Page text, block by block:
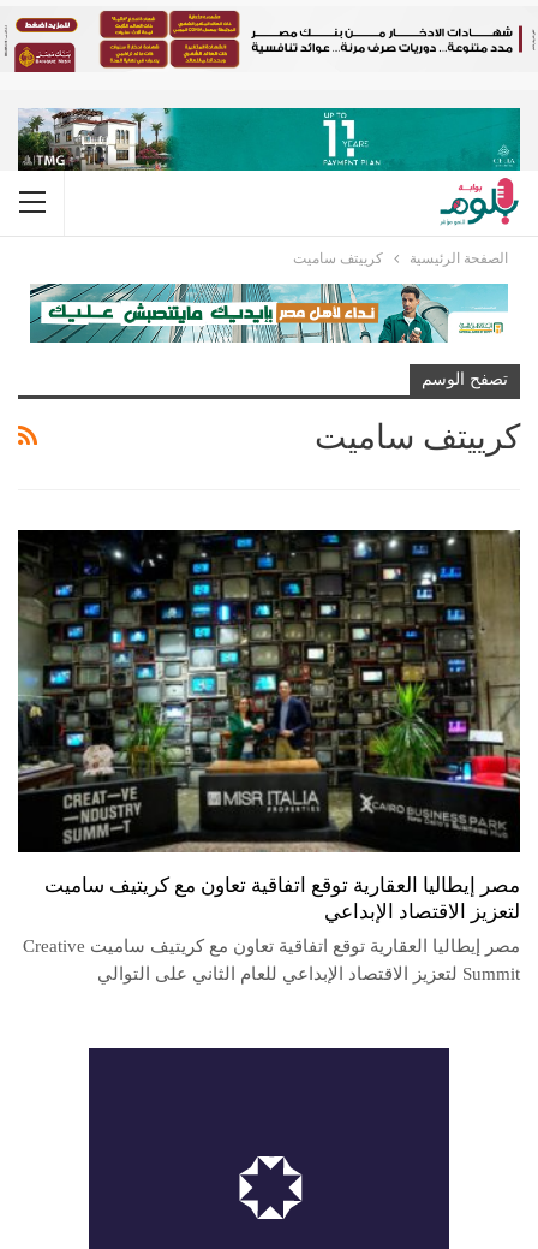
الصفحة الرئيسية كرييتف ساميت
تصفح الوسم
كرييتف ساميت
مصر إيطاليا العقارية توقع اتفاقية تعاون مع كريتيف ساميت
لتعزيز الاقتصاد الإبداعي
مصر إيطاليا العقارية توقع اتفاقية تعاون مع كريتيف ساميت Creative
Summit لتعزيز الاقتصاد الإبداعي للعام الثاني على التوالي